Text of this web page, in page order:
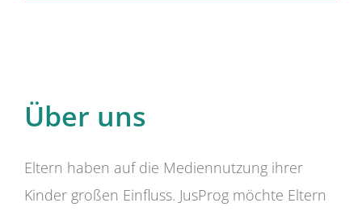
Über uns
Eltern haben auf die Mediennutzung ihrer
Kinder großen Einfluss. JusProg möchte Eltern